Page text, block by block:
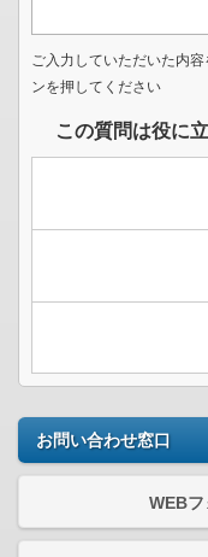
ご入力していただいた内
ンを押してください
この質問は役に
お問い合わせ窓口
WEB